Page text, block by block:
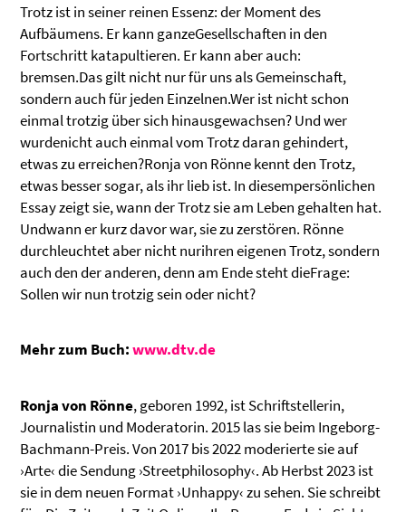
Trotz ist in seiner reinen Essenz: der Moment des
Aufbäumens. Er kann ganzeGesellschaften in den
Fortschritt katapultieren. Er kann aber auch:
bremsen.Das gilt nicht nur für uns als Gemeinschaft,
sondern auch für jeden Einzelnen.Wer ist nicht schon
einmal trotzig über sich hinausgewachsen? Und wer
wurdenicht auch einmal vom Trotz daran gehindert,
etwas zu erreichen?Ronja von Rönne kennt den Trotz,
etwas besser sogar, als ihr lieb ist. In diesempersönlichen
Essay zeigt sie, wann der Trotz sie am Leben gehalten hat.
Undwann er kurz davor war, sie zu zerstören. Rönne
durchleuchtet aber nicht nurihren eigenen Trotz, sondern
auch den der anderen, denn am Ende steht dieFrage:
Sollen wir nun trotzig sein oder nicht?
Mehr zum Buch:www.dtv.de
Ronja von Rönne, geboren 1992, ist Schriftstellerin,
Journalistin und Moderatorin. 2015 las sie beim Ingeborg-
Bachmann-Preis. Von 2017 bis 2022 moderierte sie auf
›Arte‹ die Sendung ›Streetphilosophy‹. Ab Herbst 2023 ist
sie in dem neuen Format ›Unhappy‹ zu sehen. Sie schreibt